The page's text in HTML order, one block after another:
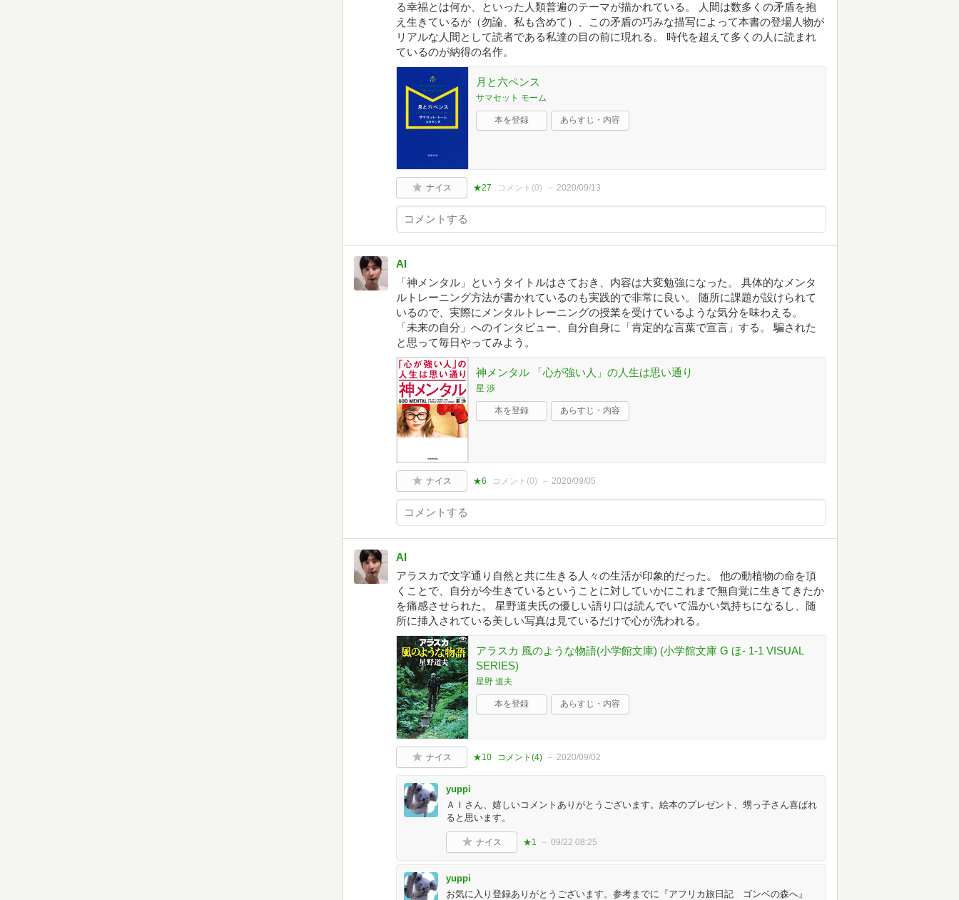
る幸福とは何か、といった人類普遍のテーマが描かれている。 人間は数多くの矛盾を抱
え生きているが（勿論、私も含めて）、この矛盾の巧みな描写によって本書の登場人物が
リアルな人間として読者である私達の目の前に現れる。 時代を超えて多くの人に読まれ
ているのが納得の名作。
月と六ペンス
サマセット モーム
本を登録 あらすじ・内容
ナイス ★27 コメント(0) 2020/09/13
AI
「神メンタル」というタイトルはさておき、内容は大変勉強になった。 具体的なメンタ
ルトレーニング方法が書かれているのも実践的で非常に良い。 随所に課題が設けられて
いるので、実際にメンタルトレーニングの授業を受けているような気分を味わえる。
「未来の自分」へのインタビュー、自分自身に「肯定的な言葉で宣言」する。 騙された
と思って毎日やってみよう。
神メンタル 「心が強い人」の人生は思い通り
星 渉
本を登録 あらすじ・内容
ナイス ★6 コメント(0) 2020/09/05
AI
アラスカで文字通り自然と共に生きる人々の生活が印象的だった。 他の動植物の命を頂
くことで、自分が今生きているということに対していかにこれまで無自覚に生きてきたか
を痛感させられた。 星野道夫氏の優しい語り口は読んでいて温かい気持ちになるし、随
所に挿入されている美しい写真は見ているだけで心が洗われる。
アラスカ 風のような物語(小学館文庫) (小学館文庫 G ほ- 1-1 VISUAL
SERIES)
星野 道夫
本を登録 あらすじ・内容
ナイス ★10 コメント(4) 2020/09/02
yuppi
ＡＩさん、嬉しいコメントありがとうございます。絵本のプレゼント、甥っ子さん喜ばれ
ると思います。
ナイス ★1 09/22 08:25
yuppi
お気に入り登録ありがとうございます。参考までに『アフリカ旅日記 ゴンベの森へ』